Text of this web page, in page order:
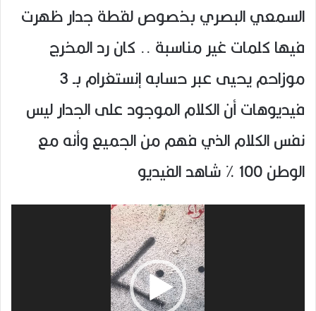
السمعي البصري بخصوص لقطة جدار ظهرت
فيها كلمات غير مناسبة .. كان رد المخرج
موزاحم يحيى عبر حسابه إنستغرام بـ 3
فيديوهات أن الكلام الموجود على الجدار ليس
نفس الكلام الذي فهم من الجميع وأنه مع
الوطن 100 % شاهد الفيديو